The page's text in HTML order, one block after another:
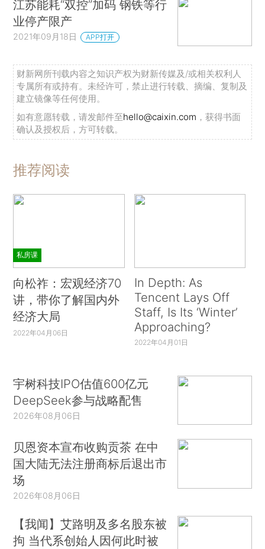
江苏能耗“双控”加码 钢铁等行
业停产限产
2021年09月18日 APP打开
财新网所刊载内容之知识产权为财新传媒及/或相关权利人
专属所有或持有。未经许可，禁止进行转载、摘编、复制及
建立镜像等任何使用。
如有意愿转载，请发邮件至hello@caixin.com ，获得书面
确认及授权后，方可转载。
推荐阅读
私房课
向松祚：宏观经济70
讲，带你了解国内外
经济大局
2022年04月06日
In Depth: As
Tencent Lays Off
Staff, Is Its ‘Winter’
Approaching?
2022年04月01日
宇树科技IPO估值600亿元
DeepSeek参与战略配售
2026年08月06日
贝恩资本宣布收购贡茶 在中
国大陆无法注册商标后退出市
场
2026年08月06日
【我闻】艾路明及多名股东被
拘 当代系创始人因何此时被